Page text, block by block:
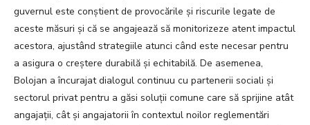
guvernul este conștient de provocările și riscurile legate de
aceste măsuri și că se angajează să monitorizeze atent impactul
acestora, ajustând strategiile atunci când este necesar pentru
a asigura o creștere durabilă și echitabilă. De asemenea,
Bolojan a încurajat dialogul continuu cu partenerii sociali și
sectorul privat pentru a găsi soluții comune care să sprijine atât
angajații, cât și angajatorii în contextul noilor reglementări